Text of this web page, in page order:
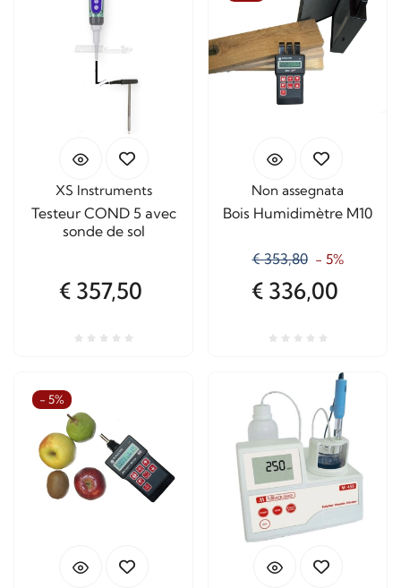
XS Instruments
Testeur COND 5 avec
sonde de sol
€ 357,50
Non assegnata
Bois Humidimètre M10
€ 353,80 - 5%
€ 336,00
- 5%